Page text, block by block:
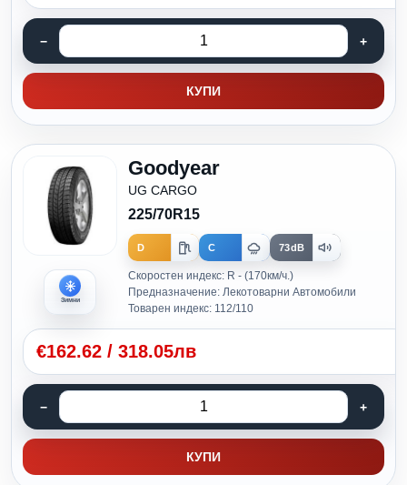
КУПИ
Зимни
Goodyear
UG CARGO
225/70R15
D C 73dB
Скоростен индекс: R - (170км/ч.)
Предназначение: Лекотоварни Автомобили
Товарен индекс: 112/110
€162.62 / 318.05лв
КУПИ